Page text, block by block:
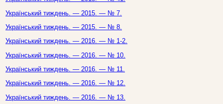
Український тиждень. — 2015. — № 7.
Український тиждень. — 2015. — № 8.
Український тиждень. — 2016. — № 1-2.
Український тиждень. — 2016. — № 10.
Український тиждень. — 2016. — № 11.
Український тиждень. — 2016. — № 12.
Український тиждень. — 2016. — № 13.